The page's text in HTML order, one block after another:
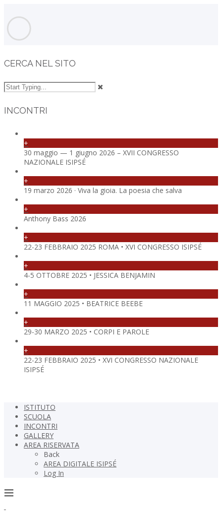
CERCA NEL SITO
INCONTRI
+
30 maggio — 1 giugno 2026 – XVII CONGRESSO
NAZIONALE ISIPSÉ
+
19 marzo 2026 · Viva la gioia. La poesia che salva
+
Anthony Bass 2026
+
22-23 FEBBRAIO 2025 ROMA • XVI CONGRESSO ISIPSÉ
+
4-5 OTTOBRE 2025 • JESSICA BENJAMIN
+
11 MAGGIO 2025 • BEATRICE BEEBE
+
29-30 MARZO 2025 • CORPI E PAROLE
+
22-23 FEBBRAIO 2025 • XVI CONGRESSO NAZIONALE
ISIPSÉ
ISTITUTO
SCUOLA
INCONTRI
GALLERY
AREA RISERVATA
Back
AREA DIGITALE ISIPSÉ
Log In